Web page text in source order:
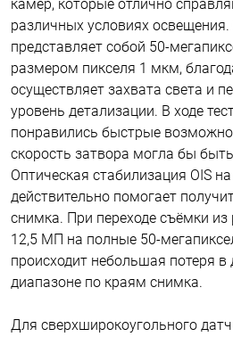
камер, которые отлично
различных условиях
представляет собой 50-
размером пикселя 1 мкм,
осуществляет захвата света и
уровень детализации. В ходе
понравились быстрые
скорость затвора могла бы
Оптическая стабилизация OIS
действительно помогает
снимка. При переходе съёмки
12,5 МП на полные 50-
происходит небольшая потеря
диапазоне по краям снимка.
Для сверхширокоугольного